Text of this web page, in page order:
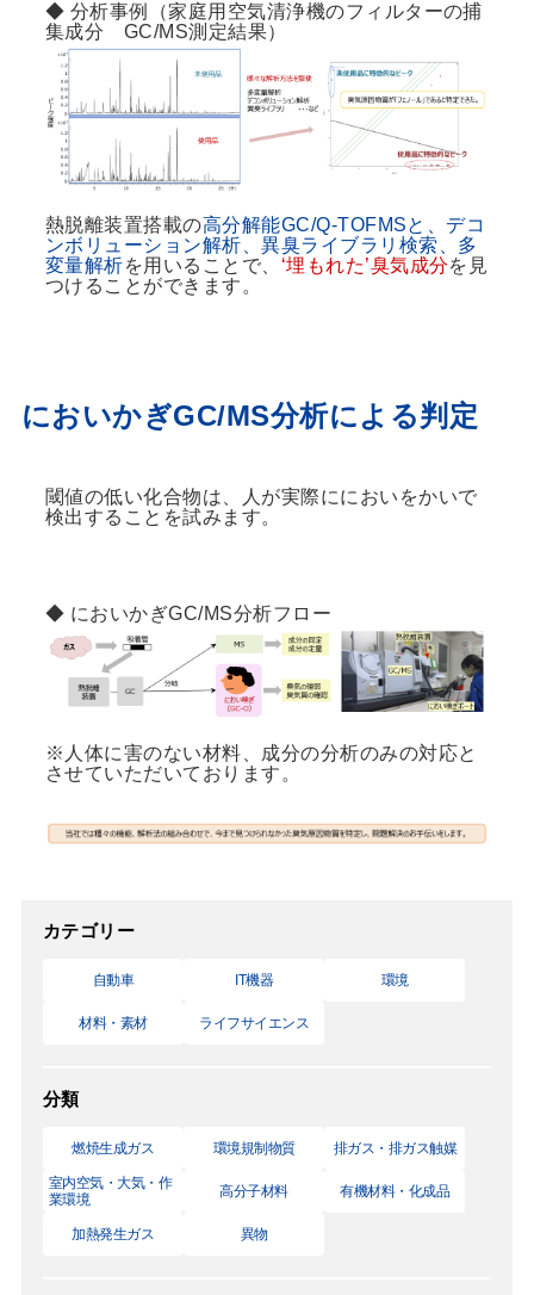
◆ 分析事例（家庭用空気清浄機のフィルターの捕
集成分 GC/MS測定結果）
熱脱離装置搭載の高分解能GC/Q-TOFMSと、デコ
ンボリューション解析、異臭ライブラリ検索、多
変量解析を用いることで、 ‘埋もれた’臭気成分を見
つけることができます。
においかぎGC/MS分析による判定
閾値の低い化合物は、人が実際ににおいをかいで
検出することを試みます。
◆ においかぎGC/MS分析フロー
※人体に害のない材料、成分の分析のみの対応と
させていただいております。
カテゴリー
自動車 IT機器 環境
材料・素材 ライフサイエンス
分類
燃焼生成ガス 環境規制物質 排ガス・排ガス触媒
室内空気・大気・作
業環境
高分子材料 有機材料・化成品
加熱発生ガス 異物